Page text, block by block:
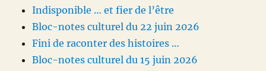
Indisponible … et fier de l’être
Bloc-notes culturel du 22 juin 2026
Fini de raconter des histoires …
Bloc-notes culturel du 15 juin 2026